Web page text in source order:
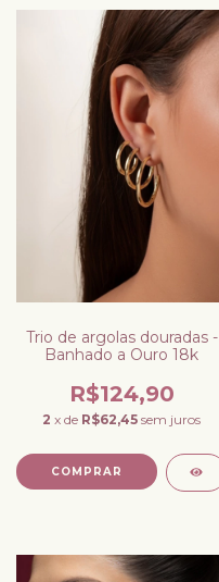
Trio de argolas douradas -
Banhado a Ouro 18k
R$124,90
2 x de R$62,45 sem juros